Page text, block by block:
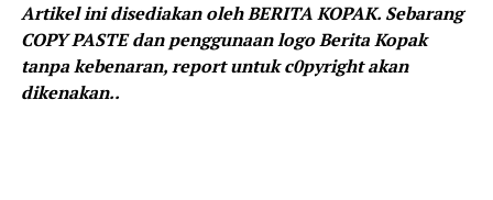
Artikel ini disediakan oleh BERITA KOPAK. Sebarang
COPY PASTE dan penggunaan logo Berita Kopak
tanpa kebenaran, report untuk c0pyright akan
dikenakan..